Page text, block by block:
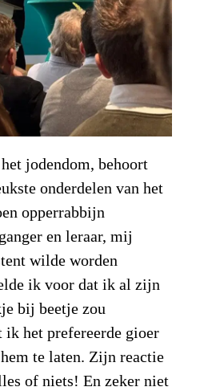
jodendom, behoort
onderdelen van het
opperrabbijn
en leraar, mij
wilde worden
ik voor dat ik al zijn
bij beetje zou
ik het prefereerde gioer
te laten. Zijn reactie
of niets! En zeker niet